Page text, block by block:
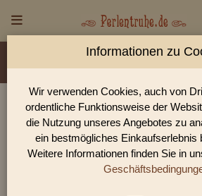
Material/Glassorte Sorte/Form
Größen
Lochdurchmesser
Perlen Shop für facettierte
transparent 8,0 mm
In unserem Perlen Shop finden sie
Glasperlen facettiert transparent 8,0
Informationen zu
Wir verwenden Cookies, auch von
ordentliche Funktionsweise der
die Nutzung unseres Angebotes zu
ein bestmögliches Einkaufserlebnis
Weitere Informationen finden Sie in